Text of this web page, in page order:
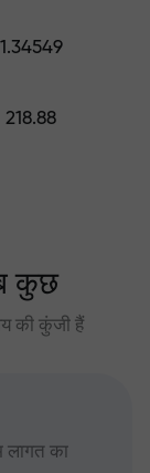
1.34549
218.88
कुछ
की कुंजी हैं
लागत का